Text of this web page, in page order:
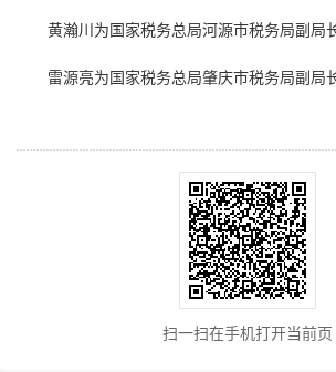
黄瀚川为国家税务总局河源市税务局副局
雷源亮为国家税务总局肇庆市税务局副局
扫一扫在手机打开当前页